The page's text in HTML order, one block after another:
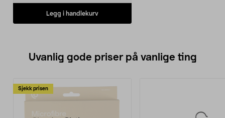
Legg i handlekurv
Uvanlig gode priser på vanlige ting
Sjekk prisen